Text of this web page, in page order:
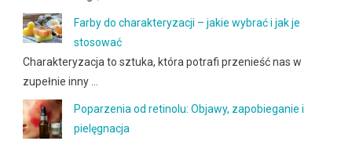
Farby do charakteryzacji – jakie wybrać i jak je
stosować
Charakteryzacja to sztuka, która potrafi przenieść nas w
zupełnie inny …
Poparzenia od retinolu: Objawy, zapobieganie i
pielęgnacja